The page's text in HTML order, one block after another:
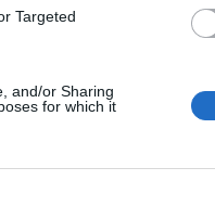
Targeted
and/or Sharing
for which it